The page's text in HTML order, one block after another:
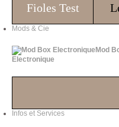
Fioles Test
Mods & Cie
Mod
Electronique
Infos et Services